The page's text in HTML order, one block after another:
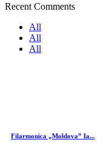
Recent Comments
All
All
All
Filarmonica „Moldova” Ia...